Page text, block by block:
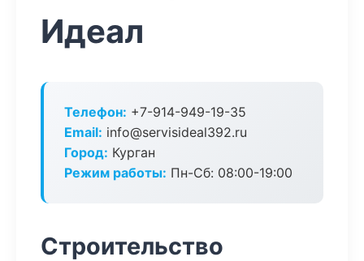
Идеал
Телефон: +7-914-949-19-35
Email: info@servisideal392.ru
Город: Курган
Режим работы: Пн-Сб: 08:00-19:00
Строительство